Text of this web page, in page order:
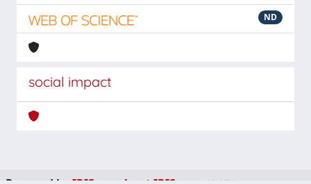
ND
social impact